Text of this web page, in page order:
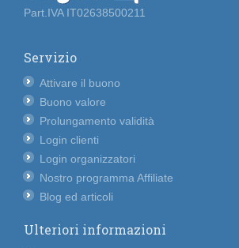
Part.IVA IT02638500211
Servizio
Attivare il buono
Buono valore
Prolungamento validità
Login clienti
Login organizzatori
Nostro programma Affiliate
Blog ed articoli
Ulteriori informazioni